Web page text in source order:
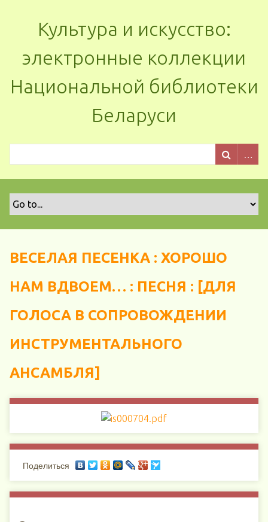
Культура и искусство:
электронные коллекции
Национальной библиотеки
Беларуси
ВЕСЕЛАЯ ПЕСЕНКА : ХОРОШО
НАМ ВДВОЕМ… : ПЕСНЯ : [ДЛЯ
ГОЛОСА В СОПРОВОЖДЕНИИ
ИНСТРУМЕНТАЛЬНОГО
АНСАМБЛЯ]
Поделиться